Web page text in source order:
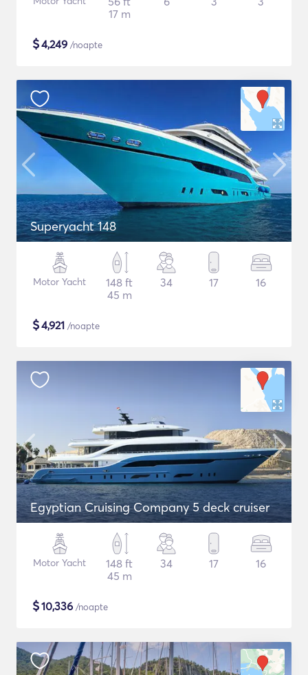
17 m
$4,249 /noapte
Superyacht 148
Motor Yacht
148 ft
45 m
34 17 16
$4,921 /noapte
Egyptian Cruising Company 5 deck cruiser
Motor Yacht
148 ft
45 m
34 17 16
$10,336 /noapte